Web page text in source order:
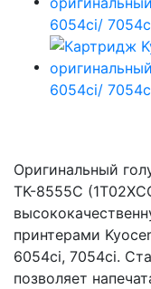
Оригинальный
TK-8555C
принтерами
6054ci, 7054ci.
позволяет